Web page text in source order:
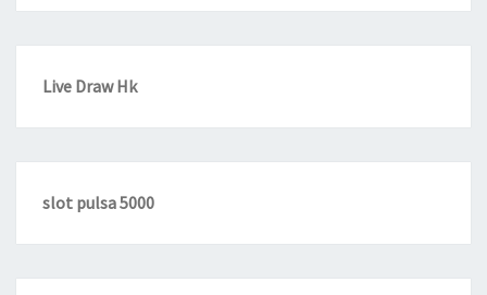
Live Draw Hk
slot pulsa 5000